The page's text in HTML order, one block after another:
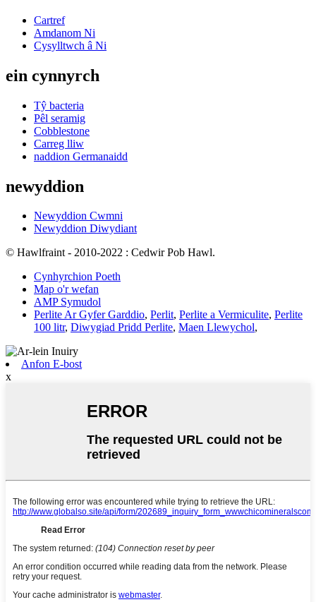
Cartref
Amdanom Ni
Cysylltwch â Ni
ein cynnyrch
Tŷ bacteria
Pêl seramig
Cobblestone
Carreg lliw
naddion Germanaidd
newyddion
Newyddion Cwmni
Newyddion Diwydiant
© Hawlfraint - 2010-2022 : Cedwir Pob Hawl.
Cynhyrchion Poeth
Map o'r wefan
AMP Symudol
Perlite Ar Gyfer Garddio, Perlit, Perlite a Vermiculite, Perlite
100 litr, Diwygiad Pridd Perlite, Maen Llewychol,
Anfon E-bost
x